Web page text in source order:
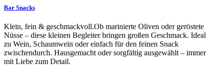
Bar Snacks
Klein, fein & geschmackvoll.Ob marinierte Oliven oder geröstete
Nüsse – diese kleinen Begleiter bringen großen Geschmack. Ideal
zu Wein, Schaumwein oder einfach für den feinen Snack
zwischendurch. Hausgemacht oder sorgfältig ausgewählt – immer
mit Liebe zum Detail.